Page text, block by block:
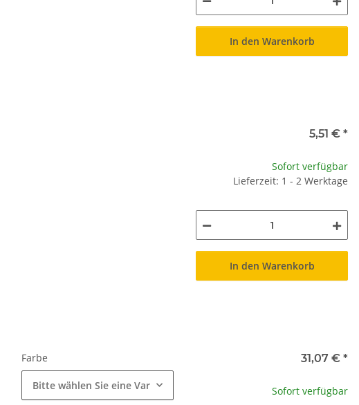
In den Warenkorb
5,51 € *
Sofort verfügbar
Lieferzeit: 1 - 2 Werktage
In den Warenkorb
Farbe
Bitte wählen Sie eine Variation.
31,07 € *
Sofort verfügbar